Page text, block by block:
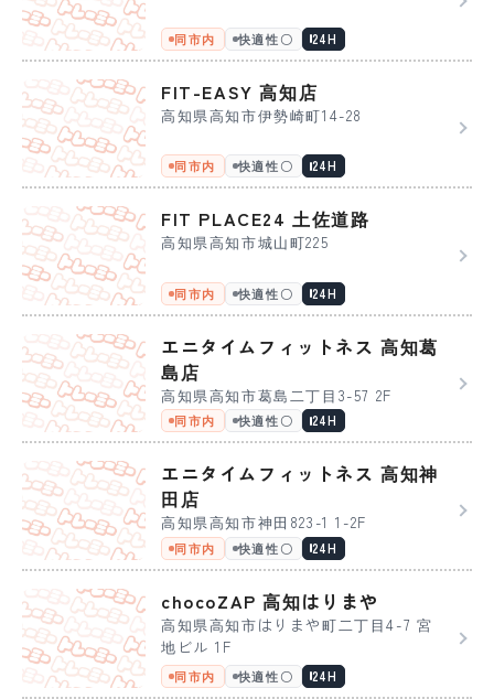
同市内 快適性〇 24H
FIT-EASY 高知店
高知県高知市伊勢崎町14-28
同市内 快適性〇 24H
FIT PLACE24 土佐道路
高知県高知市城山町225
同市内 快適性〇 24H
エニタイムフィットネス 高知葛
島店
高知県高知市葛島二丁目3-57 2F
同市内 快適性〇 24H
エニタイムフィットネス 高知神
田店
高知県高知市神田823-1 1-2F
同市内 快適性〇 24H
chocoZAP 高知はりまや
高知県高知市はりまや町二丁目4-7 宮
地ビル 1F
同市内 快適性〇 24H